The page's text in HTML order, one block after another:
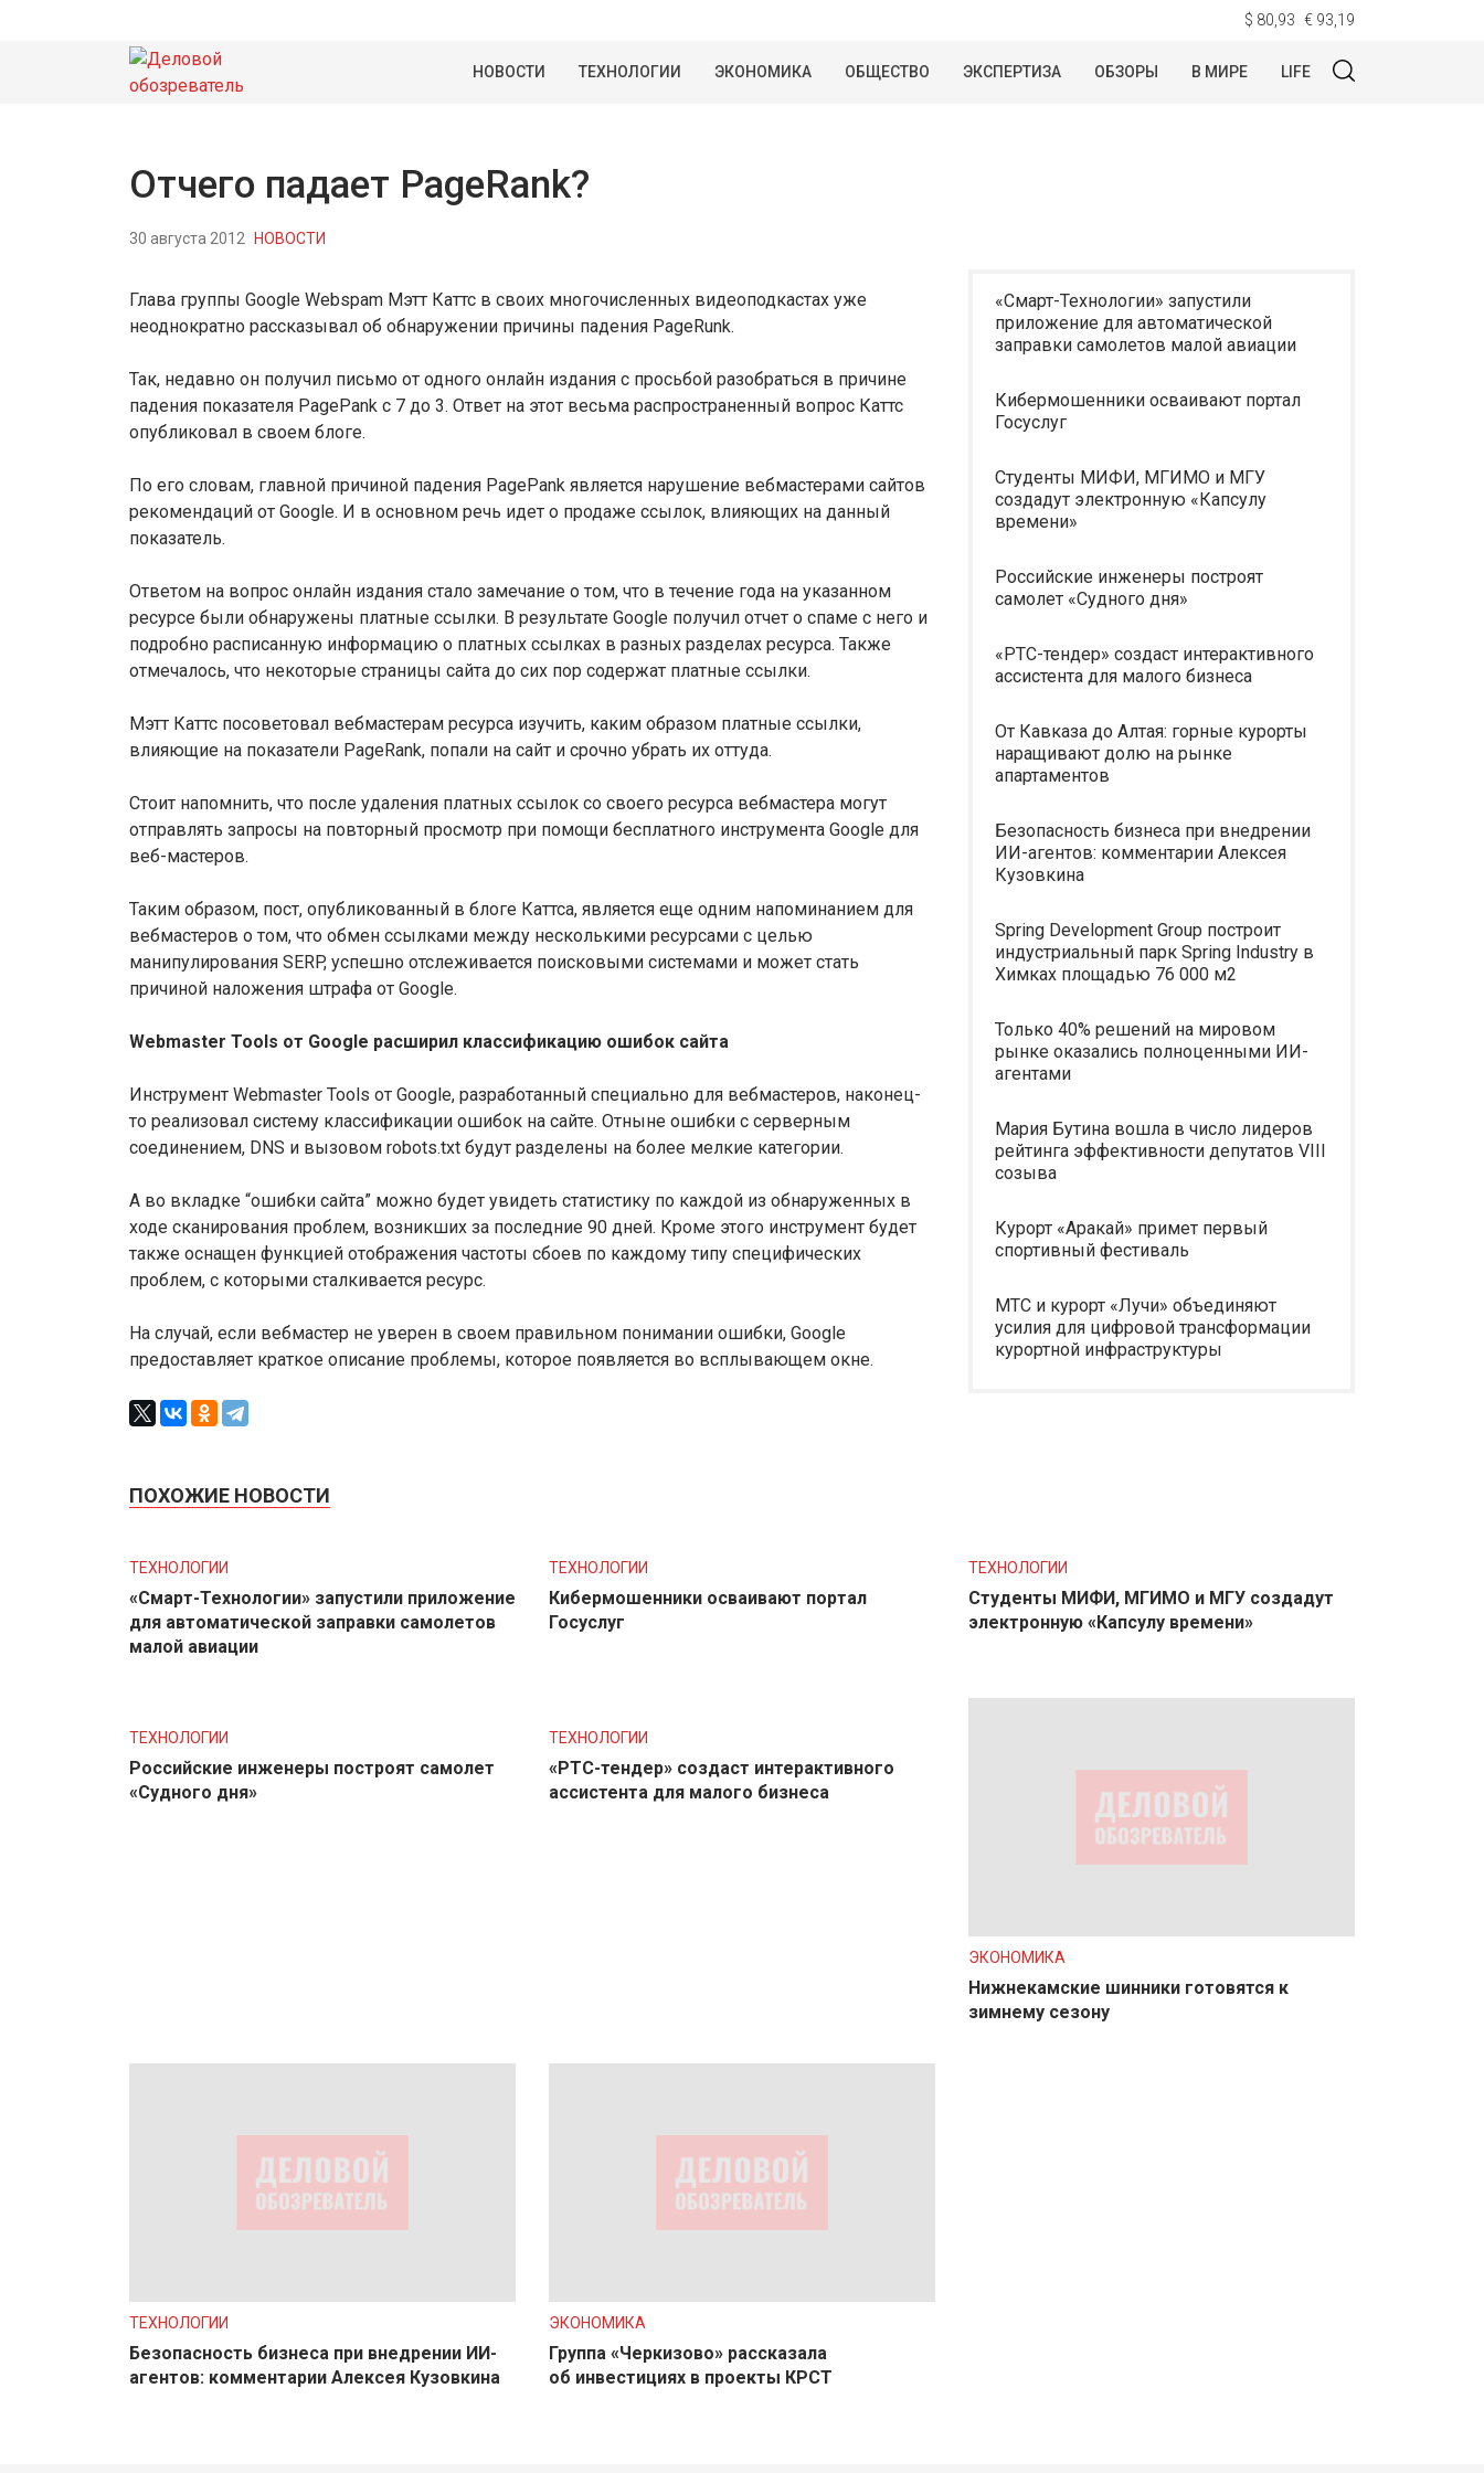
$ 80,93 € 93,19
НОВОСТИ ТЕХНОЛОГИИ ЭКОНОМИКА ОБЩЕСТВО ЭКСПЕРТИЗА ОБЗОРЫ В МИРЕ LIFE
Отчего падает PageRank?
30 августа 2012 НОВОСТИ
Глава группы Google Webspam Мэтт Каттс в своих многочисленных видеоподкастах уже
неоднократно рассказывал об обнаружении причины падения PageRunk.
Так, недавно он получил письмо от одного онлайн издания с просьбой разобраться в причине
падения показателя PagePank с 7 до 3. Ответ на этот весьма распространенный вопрос Каттс
опубликовал в своем блоге.
По его словам, главной причиной падения PagePank является нарушение вебмастерами сайтов
рекомендаций от Google. И в основном речь идет о продаже ссылок, влияющих на данный
показатель.
Ответом на вопрос онлайн издания стало замечание о том, что в течение года на указанном
ресурсе были обнаружены платные ссылки. В результате Google получил отчет о спаме с него и
подробно расписанную информацию о платных ссылках в разных разделах ресурса. Также
отмечалось, что некоторые страницы сайта до сих пор содержат платные ссылки.
Мэтт Каттс посоветовал вебмастерам ресурса изучить, каким образом платные ссылки,
влияющие на показатели PageRank, попали на сайт и срочно убрать их оттуда.
Стоит напомнить, что после удаления платных ссылок со своего ресурса вебмастера могут
отправлять запросы на повторный просмотр при помощи бесплатного инструмента Google для
веб-мастеров.
Таким образом, пост, опубликованный в блоге Каттса, является еще одним напоминанием для
вебмастеров о том, что обмен ссылками между несколькими ресурсами с целью
манипулирования SERP, успешно отслеживается поисковыми системами и может стать
причиной наложения штрафа от Google.
Webmaster Tools от Google расширил классификацию ошибок сайта
Инструмент Webmaster Tools от Google, разработанный специально для вебмастеров, наконец-
то реализовал систему классификации ошибок на сайте. Отныне ошибки с серверным
соединением, DNS и вызовом robots.txt будут разделены на более мелкие категории.
А во вкладке “ошибки сайта” можно будет увидеть статистику по каждой из обнаруженных в
ходе сканирования проблем, возникших за последние 90 дней. Кроме этого инструмент будет
также оснащен функцией отображения частоты сбоев по каждому типу специфических
проблем, с которыми сталкивается ресурс.
На случай, если вебмастер не уверен в своем правильном понимании ошибки, Google
предоставляет краткое описание проблемы, которое появляется во всплывающем окне.
«Смарт-Технологии» запустили
приложение для автоматической
заправки самолетов малой авиации
Кибермошенники осваивают портал
Госуслуг
Студенты МИФИ, МГИМО и МГУ
создадут электронную «Капсулу
времени»
Российские инженеры построят
самолет «Судного дня»
«РТС-тендер» создаст интерактивного
ассистента для малого бизнеса
От Кавказа до Алтая: горные курорты
наращивают долю на рынке
апартаментов
Безопасность бизнеса при внедрении
ИИ-агентов: комментарии Алексея
Кузовкина
Spring Development Group построит
индустриальный парк Spring Industry в
Химках площадью 76 000 м2
Только 40% решений на мировом
рынке оказались полноценными ИИ-
агентами
Мария Бутина вошла в число лидеров
рейтинга эффективности депутатов VIII
созыва
Курорт «Аракай» примет первый
спортивный фестиваль
МТС и курорт «Лучи» объединяют
усилия для цифровой трансформации
курортной инфраструктуры
ПОХОЖИЕ НОВОСТИ
ТЕХНОЛОГИИ
«Смарт-Технологии» запустили приложение
для автоматической заправки самолетов
малой авиации
ТЕХНОЛОГИИ
Кибермошенники осваивают портал
Госуслуг
ТЕХНОЛОГИИ
Студенты МИФИ, МГИМО и МГУ создадут
электронную «Капсулу времени»
ТЕХНОЛОГИИ
Российские инженеры построят самолет
«Судного дня»
ТЕХНОЛОГИИ
«РТС-тендер» создаст интерактивного
ассистента для малого бизнеса
ЭКОНОМИКА
Нижнекамские шинники готовятся к
зимнему сезону
ТЕХНОЛОГИИ
Безопасность бизнеса при внедрении ИИ-
агентов: комментарии Алексея Кузовкина
ЭКОНОМИКА
Группа «Черкизово» рассказала
об инвестициях в проекты КРСТ